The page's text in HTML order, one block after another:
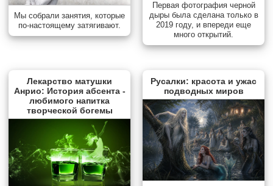
Мы собрали занятия, которые
по-настоящему затягивают.
Первая фотография черной
дыры была сделана только в
2019 году, и впереди еще
много открытий.
Лекарство матушки
Анрио: История абсента -
любимого напитка
творческой богемы
Русалки: красота и ужас
подводных миров